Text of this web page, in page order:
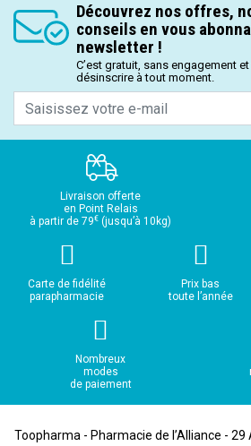
Découvrez nos offres,
conseils en vous
newsletter !
C’est gratuit, sans engagement
désinscrire à tout moment.
Livraison offerte
en Point Relais
à partir de 79€ (jusqu’à 10kg)
Carte de fidélité
parapharmacie
Prix bas
toute l’année
Nombreux
modes
de paiement
Toopharma - Pharmacie de l’Alliance -